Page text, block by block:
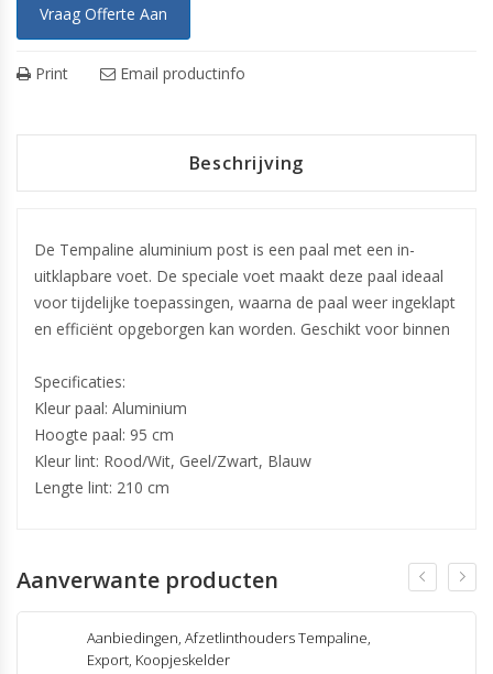
Vraag Offerte Aan
Print Email productinfo
Beschrijving
De Tempaline aluminium post is een paal met een in-
uitklapbare voet. De speciale voet maakt deze paal ideaal
voor tijdelijke toepassingen, waarna de paal weer ingeklapt
en efficiënt opgeborgen kan worden. Geschikt voor binnen
Specificaties:
Kleur paal: Aluminium
Hoogte paal: 95 cm
Kleur lint: Rood/Wit, Geel/Zwart, Blauw
Lengte lint: 210 cm
Aanverwante producten
Aanbiedingen, Afzetlinthouders Tempaline,
Export, Koopjeskelder